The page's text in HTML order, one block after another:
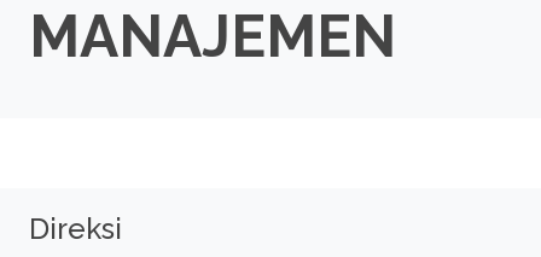
MANAJEMEN
Direksi